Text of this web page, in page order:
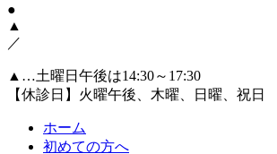
●
▲
／
▲…土曜日午後は14:30～17:30
【休診日】火曜午後、木曜、日曜、祝日
ホーム
初めての方へ